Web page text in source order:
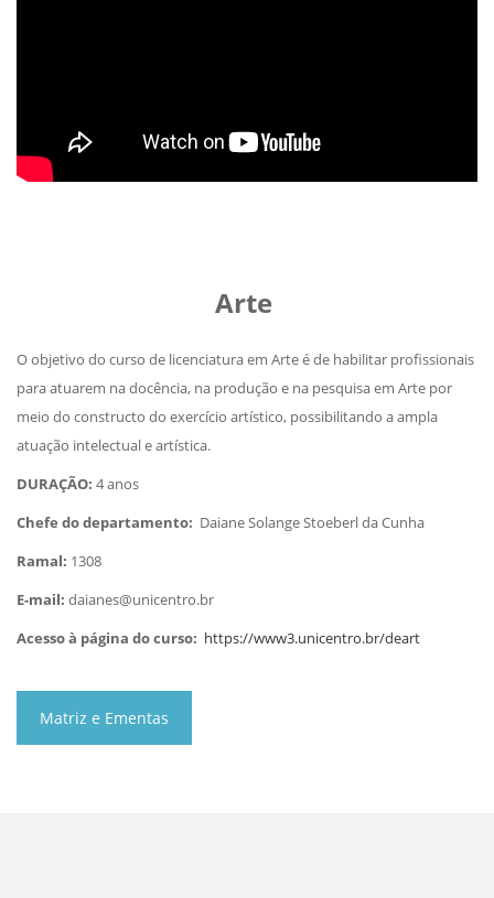
Arte
O objetivo do curso de licenciatura em Arte é de habilitar profissionais
para atuarem na docência, na produção e na pesquisa em Arte por
meio do constructo do exercício artístico, possibilitando a ampla
atuação intelectual e artística.
DURAÇÃO: 4 anos
Chefe do departamento: Daiane Solange Stoeberl da Cunha
Ramal: 1308
E-mail: daianes@unicentro.br
Acesso à página do curso: https://www3.unicentro.br/deart
Matriz e Ementas